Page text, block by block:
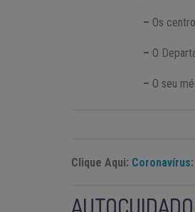
– Os
– O
– O seu
Clique Aqui: